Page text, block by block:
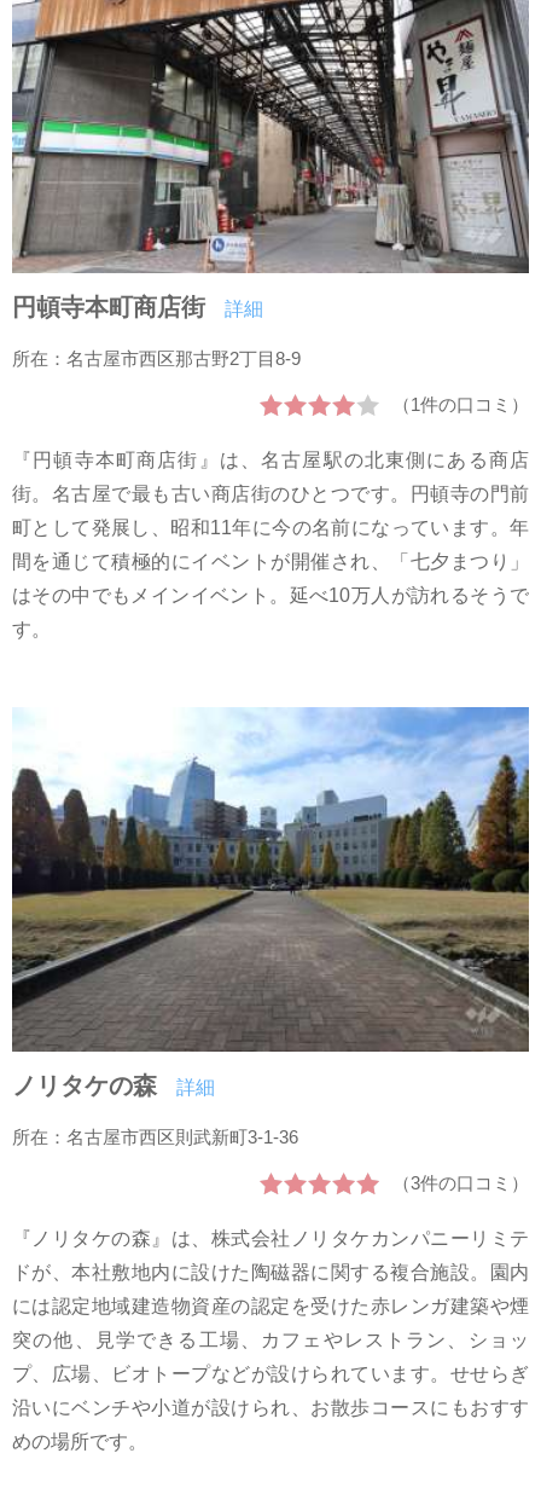
円頓寺本町商店街 詳細
所在：名古屋市西区那古野2丁目8-9
（1件の口コミ）
『円頓寺本町商店街』は、名古屋駅の北東側にある商店
街。名古屋で最も古い商店街のひとつです。円頓寺の門前
町として発展し、昭和11年に今の名前になっています。年
間を通じて積極的にイベントが開催され、「七夕まつり」
はその中でもメインイベント。延べ10万人が訪れるそうで
す。
ノリタケの森 詳細
所在：名古屋市西区則武新町3-1-36
（3件の口コミ）
『ノリタケの森』は、株式会社ノリタケカンパニーリミテ
ドが、本社敷地内に設けた陶磁器に関する複合施設。園内
には認定地域建造物資産の認定を受けた赤レンガ建築や煙
突の他、見学できる工場、カフェやレストラン、ショッ
プ、広場、ビオトープなどが設けられています。せせらぎ
沿いにベンチや小道が設けられ、お散歩コースにもおすす
めの場所です。